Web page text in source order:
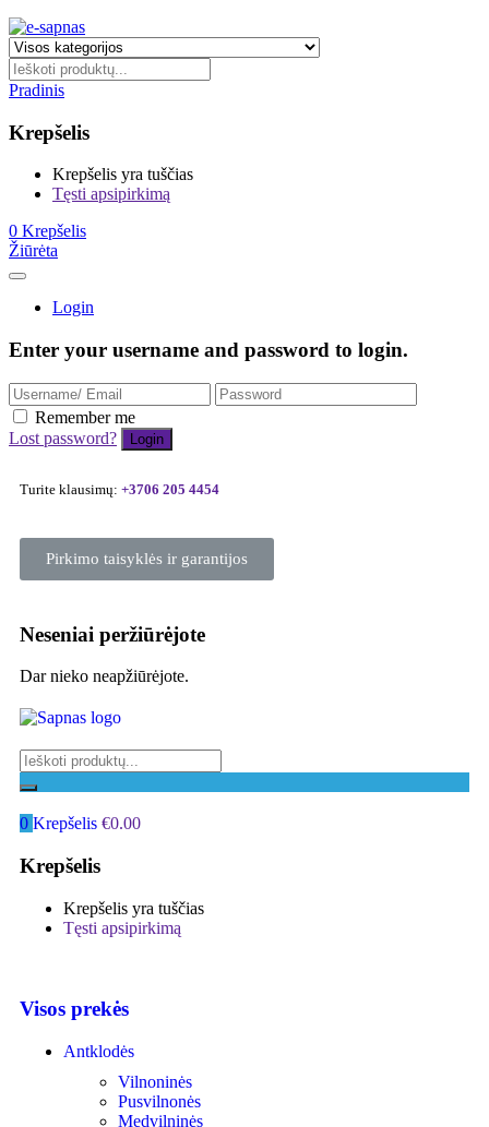
Pradinis
Krepšelis
Krepšelis yra tuščias
Tęsti apsipirkimą
0 Krepšelis
Žiūrėta
Login
Enter your username and password to login.
Remember me
Lost password?
Turite klausimų: +3706 205 4454
Pirkimo taisyklės ir garantijos
Neseniai peržiūrėjote
Dar nieko neapžiūrėjote.
0 Krepšelis €0.00
Krepšelis
Krepšelis yra tuščias
Tęsti apsipirkimą
Visos prekės
Antklodės
Vilnoninės
Pusvilnonės
Medvilninės